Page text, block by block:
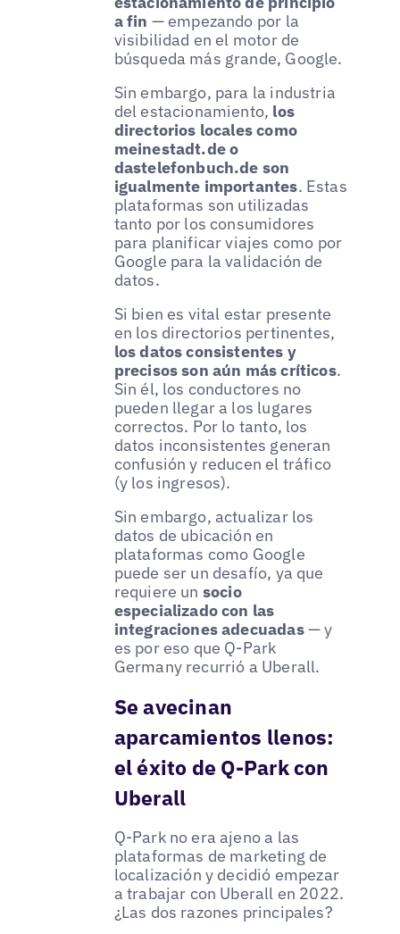
a fin — empezando por la
visibilidad en el motor de
búsqueda más grande, Google.
Sin embargo, para la industria
del estacionamiento, los
directorios locales como
meinestadt.de o
dastelefonbuch.de son
igualmente importantes. Estas
plataformas son utilizadas
tanto por los consumidores
para planificar viajes como por
Google para la validación de
datos.
Si bien es vital estar presente
en los directorios pertinentes,
los datos consistentes y
precisos son aún más críticos.
Sin él, los conductores no
pueden llegar a los lugares
correctos. Por lo tanto, los
datos inconsistentes generan
confusión y reducen el tráfico
(y los ingresos).
Sin embargo, actualizar los
datos de ubicación en
plataformas como Google
puede ser un desafío, ya que
requiere un socio
especializado con las
integraciones adecuadas— y
es por eso que Q-Park
Germany recurrió a Uberall.
Se avecinan
aparcamientos llenos:
el éxito de Q-Park con
Uberall
Q-Park no era ajeno a las
plataformas de marketing de
localización y decidió empezar
a trabajar con Uberall en 2022.
¿Las dos razones principales?